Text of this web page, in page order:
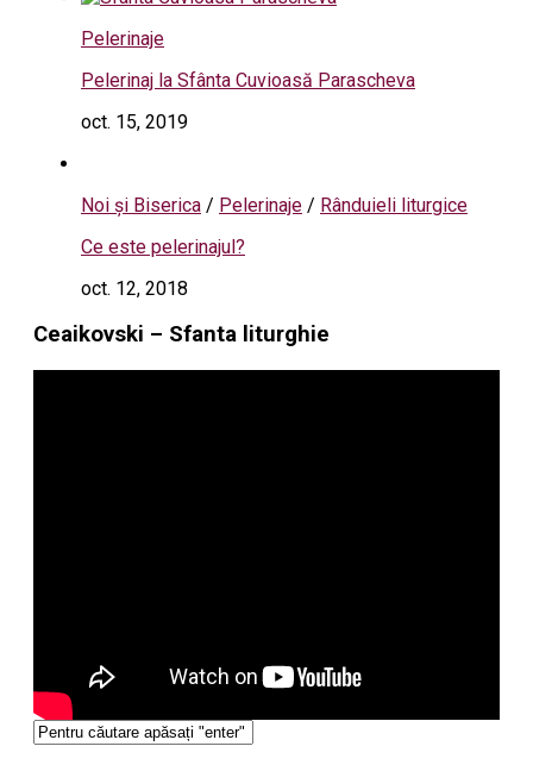
Pelerinaje
Pelerinaj la Sfânta Cuvioasă Parascheva
oct. 15, 2019
Noi și Biserica / Pelerinaje / Rânduieli liturgice
Ce este pelerinajul?
oct. 12, 2018
Ceaikovski – Sfanta liturghie